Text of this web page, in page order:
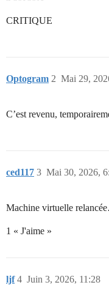
CRITIQUE
Optogram Mai 29,
2
C’est revenu,
ced117 Mai 30, 2026,
3
Machine virtuelle
1 « J'aime »
ljf Juin 3, 2026, 11:28
4